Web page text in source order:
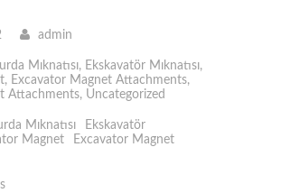
admin
Mıknatısı, Ekskavatör Mıknatısı,
, Excavator Magnet Attachments,
Attachments, Uncategorized
Mıknatısı
Ekskavatör
Magnet
Excavator Magnet